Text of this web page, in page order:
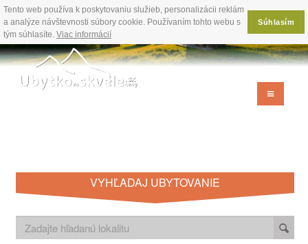
Tento web používa k poskytovaniu služieb, personalizácii reklám
a analýze návštevnosti súbory cookie. Používaním tohto webu s
tým súhlasíte. Viac informácií
Súhlasím
VYHĽADAJ UBYTOVANIE